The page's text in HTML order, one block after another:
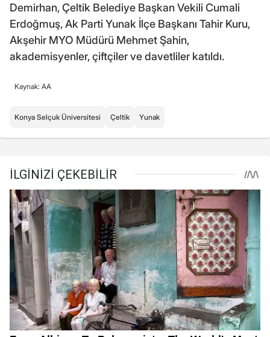
Demirhan, Çeltik Belediye Başkan Vekili Cumali
Erdoğmuş, Ak Parti Yunak İlçe Başkanı Tahir Kuru,
Akşehir MYO Müdürü Mehmet Şahin,
akademisyenler, çiftçiler ve davetliler katıldı.
Kaynak: AA
Konya Selçuk Üniversitesi Çeltik Yunak